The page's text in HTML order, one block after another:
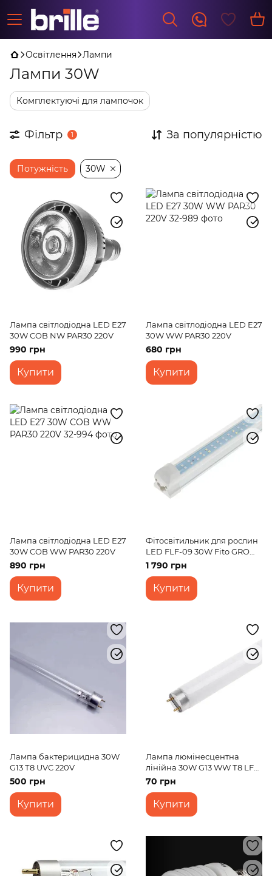
Освітлення Лампи
Лампи 30W
Комплектуючі для лампочок
Фільтр 1 За популярністю
Потужність 30W
Лампа світлодіодна LED E27
30W COB NW PAR30 220V
990 грн
Купити
Лампа світлодіодна LED E27
30W WW PAR30 220V
680 грн
Купити
Лампа світлодіодна LED E27
30W COB WW PAR30 220V
890 грн
Купити
Фітосвітильник для рослин
LED FLF-09 30W Fito GROW
1.2m
1 790 грн
Купити
Лампа бактерицидна 30W
G13 Т8 UVC 220V
500 грн
Купити
Лампа люмінесцентна
лінійна 30W G13 WW Т8 LF
220V
70 грн
Купити